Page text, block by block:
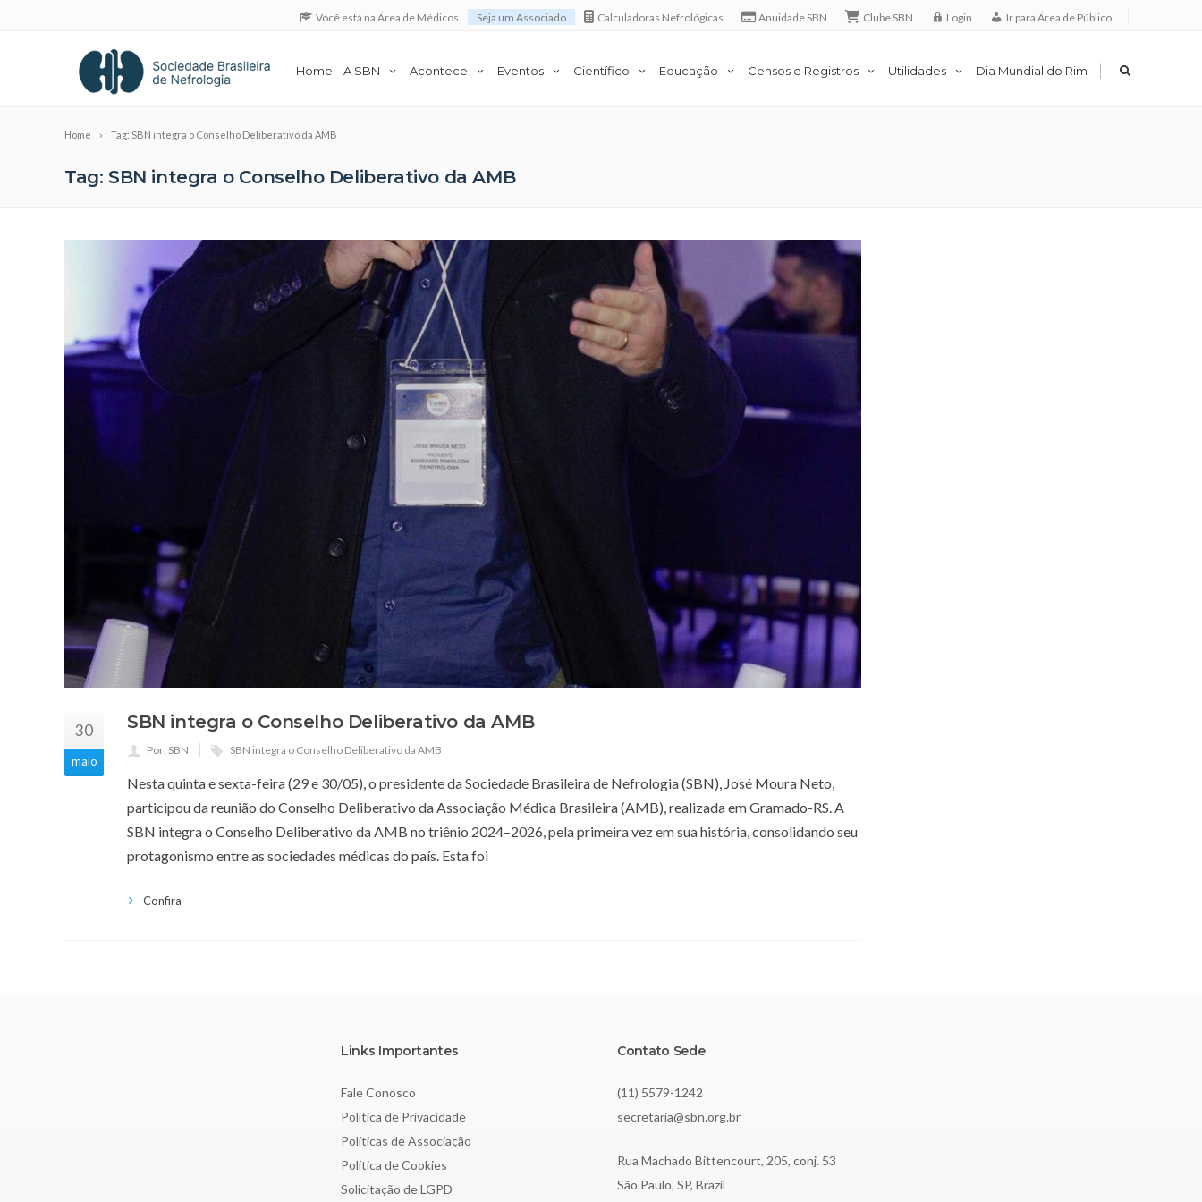
Você está na Área de Médicos Seja um Associado Calculadoras Nefrológicas Anuidade SBN Clube SBN Login Ir para Área de Público
Home A SBN Acontece Eventos Científico Educação Censos e Registros Utilidades Dia Mundial do Rim |
Home Tag: SBN integra o Conselho Deliberativo da AMB
Tag: SBN integra o Conselho Deliberativo da AMB
30
maio
SBN integra o Conselho Deliberativo da AMB
Por: SBN SBN integra o Conselho Deliberativo da AMB
Nesta quinta e sexta-feira (29 e 30/05), o presidente da Sociedade Brasileira de Nefrologia (SBN), José Moura Neto,
participou da reunião do Conselho Deliberativo da Associação Médica Brasileira (AMB), realizada em Gramado-RS. A
SBN integra o Conselho Deliberativo da AMB no triênio 2024–2026, pela primeira vez em sua história, consolidando seu
protagonismo entre as sociedades médicas do país. Esta foi
Confira
Links Importantes
Fale Conosco
Política de Privacidade
Políticas de Associação
Política de Cookies
Solicitação de LGPD
Contato Sede
(11) 5579-1242
secretaria@sbn.org.br
Rua Machado Bittencourt, 205, conj. 53
São Paulo, SP, Brazil